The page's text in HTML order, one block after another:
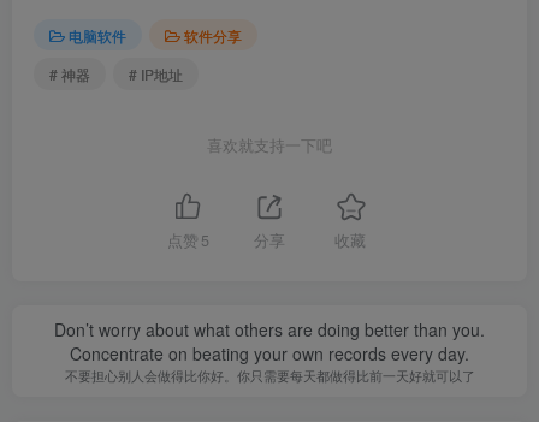
电脑软件
软件分享
# 神器
# IP地址
喜欢就支持一下吧
点赞 5 分享 收藏
Don’t worry about what others are doing better than you.
Concentrate on beating your own records every day.
不要担心别人会做得比你好。你只需要每天都做得比前一天好就可以了